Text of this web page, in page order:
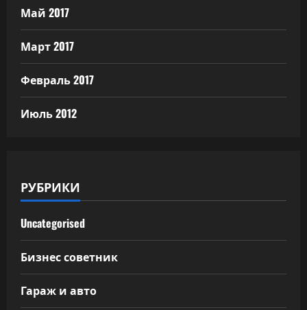
Май 2017
Март 2017
Февраль 2017
Июль 2012
РУБРИКИ
Uncategorised
Бизнес советник
Гараж и авто